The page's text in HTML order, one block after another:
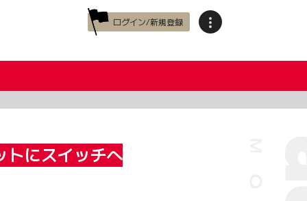
ログイン/新規登録
トにスイッチへ